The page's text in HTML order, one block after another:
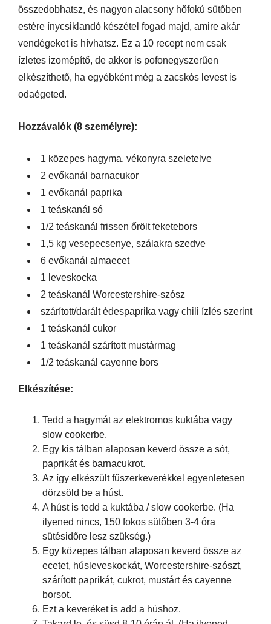
összedobhatsz, és nagyon alacsony hőfokú sütőben
estére ínycsiklandó készétel fogad majd, amire akár
vendégeket is hívhatsz. Ez a 10 recept nem csak
ízletes izomépítő, de akkor is pofonegyszerűen
elkészíthető, ha egyébként még a zacskós levest is
odaégeted.
Hozzávalók (8 személyre):
1 közepes hagyma, vékonyra szeletelve
2 evőkanál barnacukor
1 evőkanál paprika
1 teáskanál só
1/2 teáskanál frissen őrölt feketebors
1,5 kg vesepecsenye, szálakra szedve
6 evőkanál almaecet
1 leveskocka
2 teáskanál Worcestershire-szósz
szárított/darált édespaprika vagy chili ízlés szerint
1 teáskanál cukor
1 teáskanál szárított mustármag
1/2 teáskanál cayenne bors
Elkészítése:
Tedd a hagymát az elektromos kuktába vagy
slow cookerbe.
Egy kis tálban alaposan keverd össze a sót,
paprikát és barnacukrot.
Az így elkészült fűszerkeverékkel egyenletesen
dörzsöld be a húst.
A húst is tedd a kuktába / slow cookerbe. (Ha
ilyened nincs, 150 fokos sütőben 3-4 óra
sütésidőre lesz szükség.)
Egy közepes tálban alaposan keverd össze az
ecetet, húsleveskockát, Worcestershire-szószt,
szárított paprikát, cukrot, mustárt és cayenne
borsot.
Ezt a keveréket is add a húshoz.